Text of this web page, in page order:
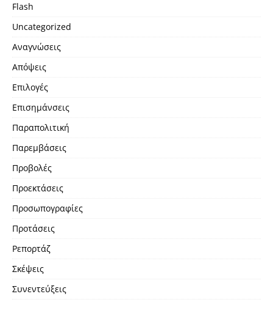
Flash
Uncategorized
Αναγνώσεις
Απόψεις
Επιλογές
Επισημάνσεις
Παραπολιτική
Παρεμβάσεις
Προβολές
Προεκτάσεις
Προσωπογραφίες
Προτάσεις
Ρεπορτάζ
Σκέψεις
Συνεντεύξεις